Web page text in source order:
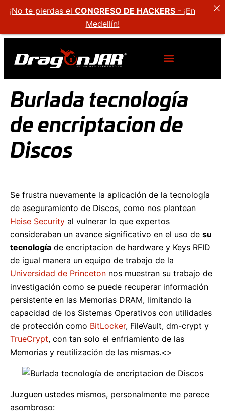
Burlada tecnología
de encriptacion de
Discos
Se frustra nuevamente la aplicación de la tecnología
de aseguramiento de Discos, como nos plantean
Heise Security al vulnerar lo que expertos
consideraban un avance significativo en el uso de su
tecnología de encriptacion de hardware y Keys RFID
de igual manera un equipo de trabajo de la
Universidad de Princeton nos muestran su trabajo de
investigación como se puede recuperar información
persistente en las Memorias DRAM, limitando la
capacidad de los Sistemas Operativos con utilidades
de protección como BitLocker, FileVault, dm-crypt y
TrueCrypt, con tan solo el enfriamiento de las
Memorias y reutilización de las mismas.<>
Juzguen ustedes mismos, personalmente me parece
asombroso:
¡No te pierdas el CONGRESO DE HACKERS - ¡En
Medellín!